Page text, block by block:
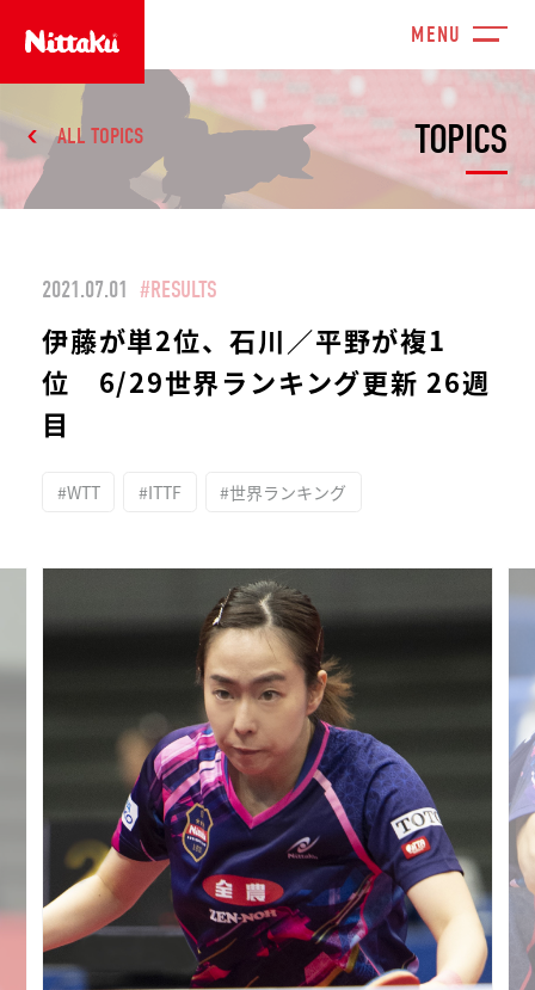
TOPICS
ALL TOPICS
2021.07.01 #RESULTS
伊藤が単2位、石川／平野が複1
位 6/29世界ランキング更新 26週
目
#WTT #ITTF #世界ランキング